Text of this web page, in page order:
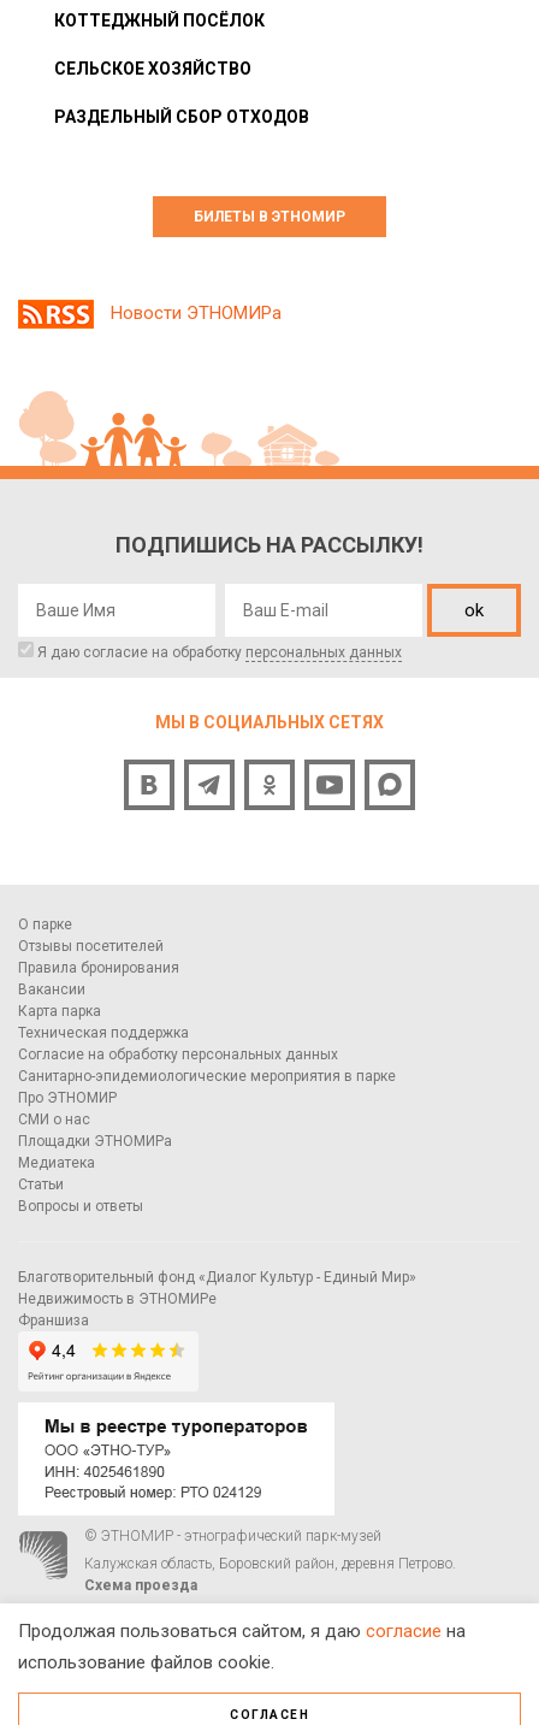
КОТТЕДЖНЫЙ ПОСЁЛОК
СЕЛЬСКОЕ ХОЗЯЙСТВО
РАЗДЕЛЬНЫЙ СБОР ОТХОДОВ
БИЛЕТЫ В ЭТНОМИР
Новости ЭТНОМИРа
ПОДПИШИСЬ НА РАССЫЛКУ!
ok
Я даю согласие на обработку персональных данных
МЫ В СОЦИАЛЬНЫХ СЕТЯХ
О парке
Отзывы посетителей
Правила бронирования
Вакансии
Карта парка
Техническая поддержка
Согласие на обработку персональных данных
Санитарно-эпидемиологические мероприятия в парке
Про ЭТНОМИР
СМИ о нас
Площадки ЭТНОМИРа
Медиатека
Статьи
Вопросы и ответы
Благотворительный фонд «Диалог Культур - Единый Мир»
Недвижимость в ЭТНОМИРе
Франшиза
© ЭТНОМИР - этнографический парк-музей
Калужская область, Боровский район, деревня Петрово.
Схема проезда
Продолжая пользоваться сайтом, я даю согласие на
использование файлов cookie.
СОГЛАСЕН